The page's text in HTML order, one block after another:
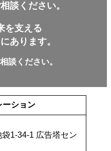
談ください。
を支える
あります。
談ください。
ーション
1-34-1 広告塔セン